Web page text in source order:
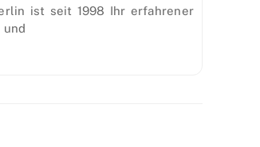
ist seit 1998 Ihr erfahrener
und